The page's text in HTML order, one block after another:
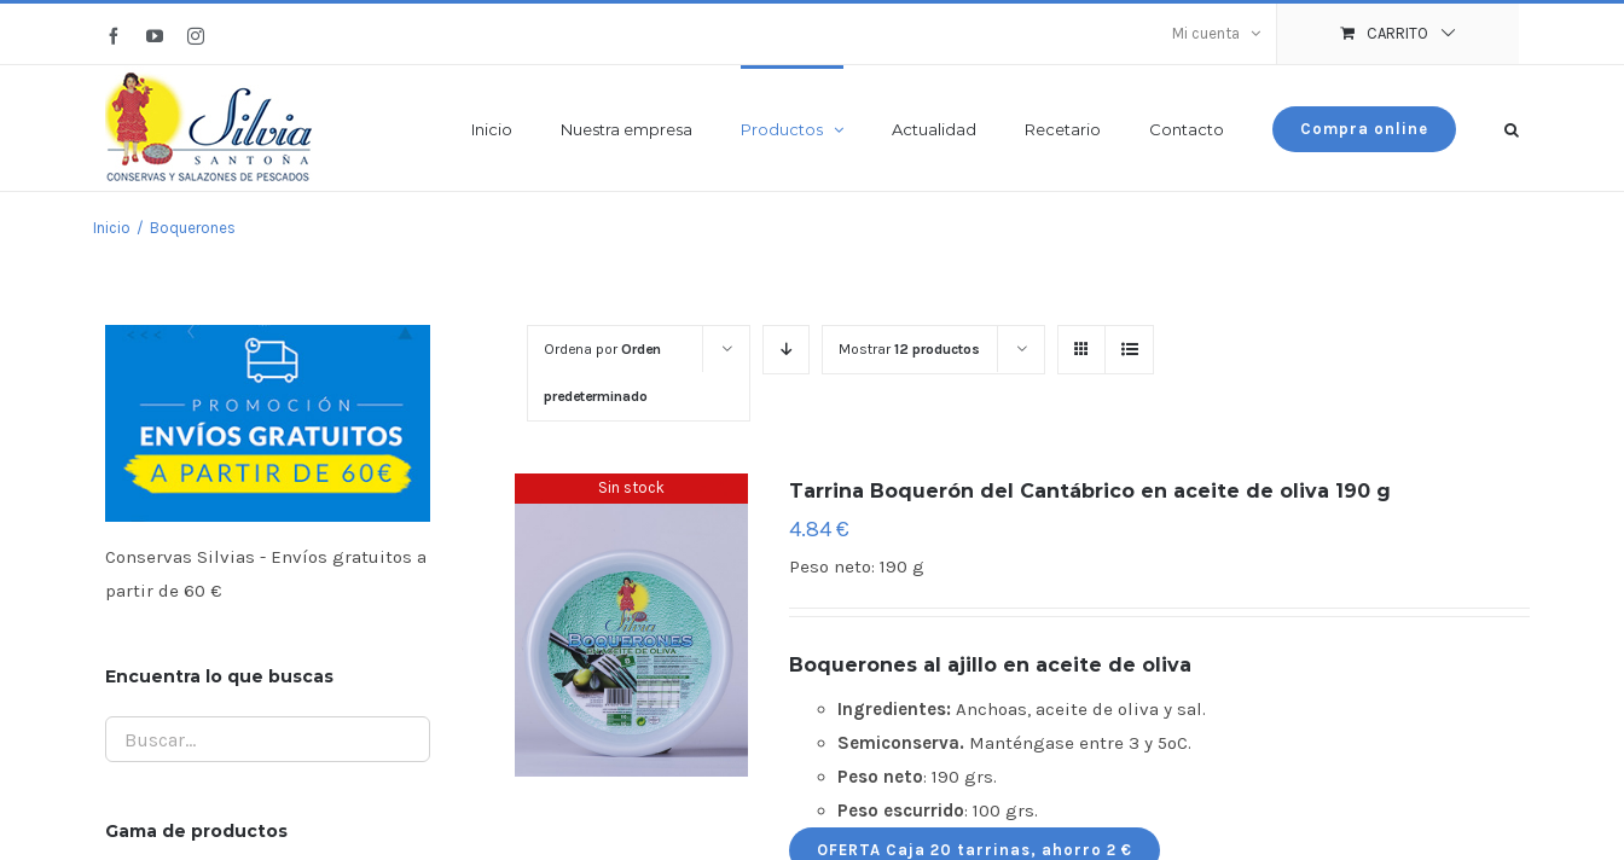
FacebookYouTubeInstagram Mi cuenta CARRITO
Inicio Nuestra empresa Productos Actualidad Recetario Contacto Compra online
Inicio / Boquerones
Ordena porOrden
predeterminado
Mostrar12 productos
Sin stock Tarrina Boquerón del Cantábrico en aceite de oliva 190 g
4.84€
Peso neto: 190 g
Boquerones al ajillo en aceite de oliva
Ingredientes: Anchoas, aceite de oliva y sal.
Semiconserva. Manténgase entre 3 y 5ºC.
Peso neto: 190 grs.
Peso escurrido: 100 grs.
OFERTA Caja 20 tarrinas, ahorro 2 €
Conservas Silvias - Envíos gratuitos a
partir de 60 €
Encuentra lo que buscas
Gama de productos